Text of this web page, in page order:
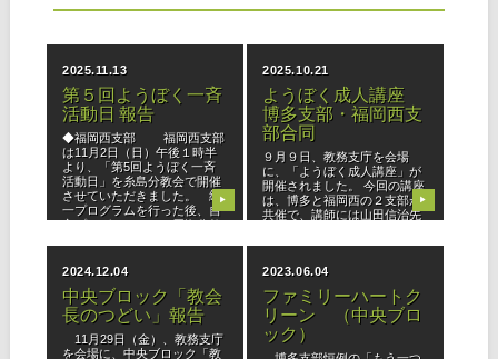
2025.11.13
第５回ようぼく一斉
活動日 報告
◆福岡西支部 福岡西支部
は11月2日（日）午後１時半
より、「第5回ようぼく一斉
活動日」を糸島分教会で開催
させていただきました。 統
一プログラムを行った後、自
主プログラムでは、周海分教
▶
2025.10.21
ようぼく成人講座
博多支部・福岡西支
部合同
９月９日、教務支庁を会場
に、「ようぼく成人講座」が
開催されました。 今回の講座
は、博多と福岡西の２支部が
共催で、講師には山田信治先
ム「すっきり解決！ 不足の
た。 プログラ
▶
2024.12.04
中央ブロック「教会
長のつどい」報告
11月29日（金）、教務支庁
を会場に、中央ブロック「教
2023.06.04
ファミリーハートク
リーン （中央ブロ
ック）